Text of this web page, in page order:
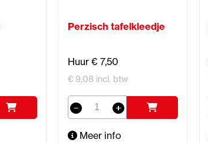
Perzisch tafelkleedje
Huur € 7,50
€ 9,08 incl. btw
Meer info